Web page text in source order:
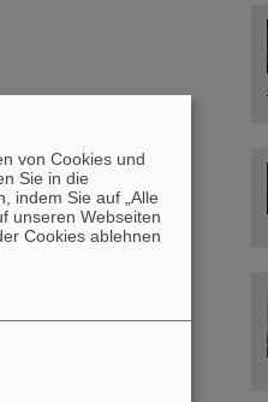
von Cookies und
Sie in die
indem Sie auf „Alle
unseren Webseiten
Cookies ablehnen